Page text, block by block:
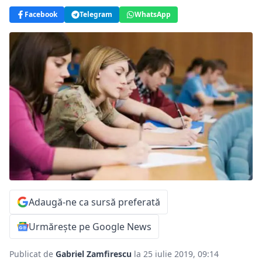
Facebook Telegram WhatsApp
Adaugă-ne ca sursă preferată
Urmărește pe Google News
Publicat de Gabriel Zamfirescu la 25 iulie 2019, 09:14